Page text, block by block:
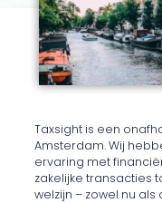
Taxsight is een
Amsterdam. Wij
ervaring met
zakelijke transacties
welzijn – zowel nu